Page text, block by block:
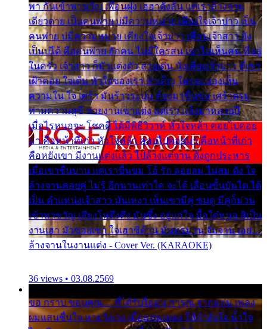
พา กันเข้าพาขวัญ เพื่อนฝูง เฮฮาดังลั่น แต่เราล้างจาน
เดียวดาย เป็นคนพ่าย บ่มีความหมาย เคียงใจเจ้าบ่าว เป็น
คนพ่าย บ่มีความหมาย เคียงใจเจ้าบ่าว เพื่อนเจ้าสาว ยัง
เป็นบ่ได้ คือคนพ่าย ฮักคน ไม่มีใครสน เขาไม่เห็นคน ที่อยู่
ในครัว เจ้าสาว ก็มัวแต่งตัว สวยเด่น นั่งเคียงเจ้าบ่าว ที่เขา
เฝ้าคอย ใจเต้น หัวใจของเรา ลำเค็ญ ใครจะมองเห็น
ความใน ใจ เศร้า มันร้าวระบม ต้องมาขื่นขม เศร้าตรม
ท่ามความสุขี ช่วยงานเขาแต่ง แต่เรา แล้งมาหลายปี
เมื่อไรหนอจะ โชคดี ได้มีพิธีวิวาห์ หัวใจหล้า คอยไปคอย
มา คือหน้าที่เก่า หัวใจหล้า คอยไปคอยมา คือหน้าที่เก่า
คือหยังเขา มีงานแต่งแล้ว ไปล้างแต่จาน ดั่งถูกประหาร
เมื่อเขาชื่นบาน แต่เราขื่นขม โอ้ รัก ลอยลม ไม่สม ดัง ใจ
ล้างจานคอยคู่ ไม่รู้ อีกนานเท่าใด จะได้ เลื่อนขั้นบันได ได้
เป็น ตำแหน่งเจ้าสาว มันเหงา เห็นเขามีคู่ ซมดู มีคู่ก็ม่วน
เข้าพาขวัญ เสียงโห่ตึงตึง มันซึ้ง อยู่แก่ใจ มื้อใด๋หนอ สิเป็น
งานเฮา มัวซอยเขา ใจเฮาซิด้าน มันทรมาน จับจาน เอย…
ล้างจานในงานแต่ง - Cover Ver. (KARAOKE)
36 views • 03.08.2569
ขอ กราบ ขอบคุณ.... ที่ได้รับไออุ่น การุณ จากแฟน เพลง
ผมแสนชื่นใจ หายวังเวง เมื่อแฟนเพลง ให้กำลังใจ น้ำใจ